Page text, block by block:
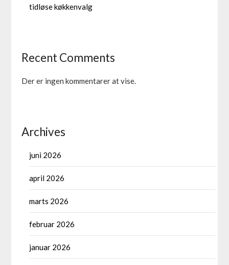
tidløse køkkenvalg
Recent Comments
Der er ingen kommentarer at vise.
Archives
juni 2026
april 2026
marts 2026
februar 2026
januar 2026